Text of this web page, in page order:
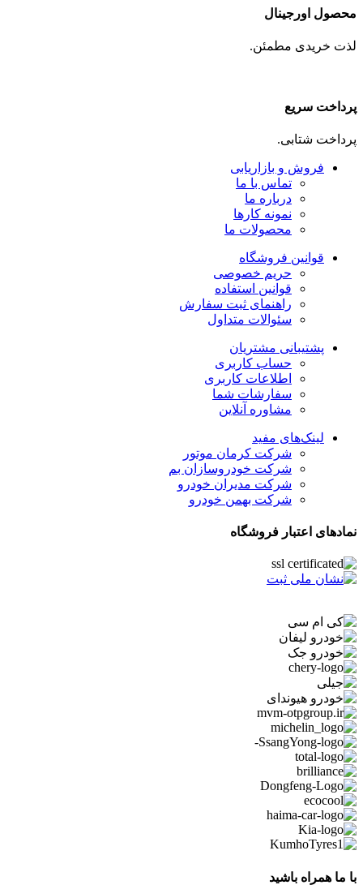
محصول اورجینال
لذت خریدی مطمئن.
پرداخت سریع
پرداخت شتابی.
فروش و بازاریابی
تماس با ما
درباره ما
نمونه کارها
محصولات ما
قوانین فروشگاه
حریم خصوصی
قوانین استفاده
راهنمای ثبت سفارش
سئوالات متداول
پشتیبانی مشتریان
حساب کاربری
اطلاعات کاربری
سفارشات شما
مشاوره آنلاین
لینک‌های مفید
شرکت کرمان موتور
شرکت خودروسازان بم
شرکت مدیران خودرو
شرکت بهمن خودرو
نمادهای اعتبار فروشگاه
با ما همراه باشید